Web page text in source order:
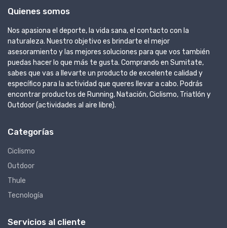
Quienes somos
Nos apasiona el deporte, la vida sana, el contacto con la
naturaleza. Nuestro objetivo es brindarte el mejor
asesoramiento y las mejores soluciones para que vos también
puedas hacer lo que más te gusta. Comprando en Sumitate,
sabes que vas a llevarte un producto de excelente calidad y
específico para la actividad que queres llevar a cabo. Podrás
encontrar productos de Running, Natación, Ciclismo, Triatlón y
Outdoor (actividades al aire libre).
Categorías
Ciclismo
Outdoor
Thule
Tecnología
Servicios al cliente